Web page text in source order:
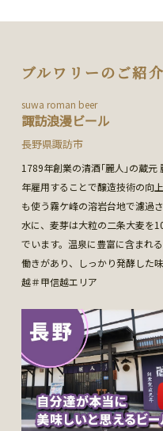
ブルワリーのご紹介
suwa roman beer
諏訪浪漫ビール
長野県諏訪市
1789年創業の清酒｢麗人｣の蔵元
年雇用することで醸造技術の向
も使う霧ケ峰の溶岩台地で濾過
水に、麦芽は大粒の二条大麦を
でいます。温泉に豊富に含まれ
働きがあり、しっかり発酵した
越＃甲信越エリア